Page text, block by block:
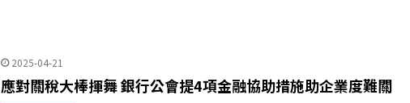
2025-04-21
應對關稅大棒揮舞 銀行公會提4項金融協助措施助企業度難關